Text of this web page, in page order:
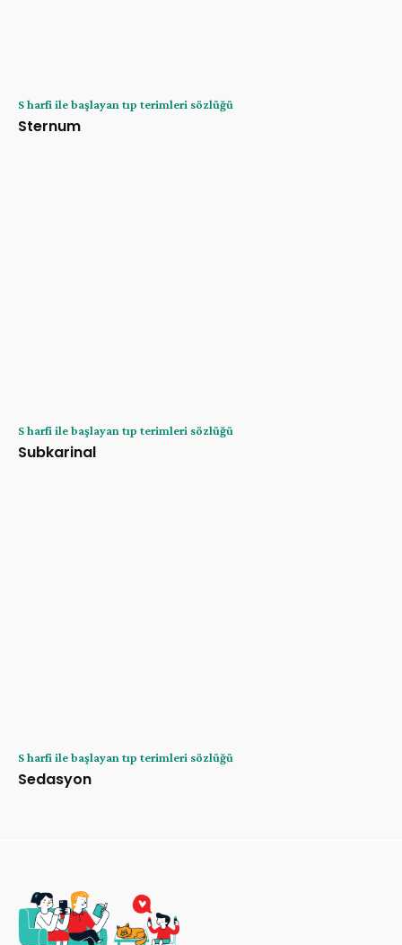
S harfi ile başlayan tıp terimleri sözlüğü
Sternum
S harfi ile başlayan tıp terimleri sözlüğü
Subkarinal
S harfi ile başlayan tıp terimleri sözlüğü
Sedasyon